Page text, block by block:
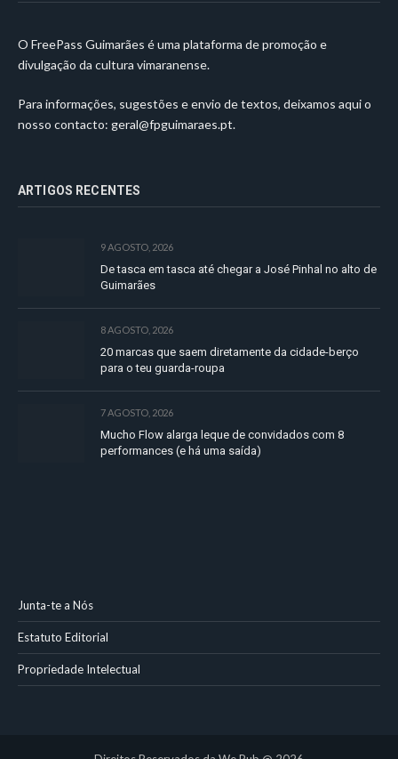
O FreePass Guimarães é uma plataforma de promoção e
divulgação da cultura vimaranense.
Para informações, sugestões e envio de textos, deixamos aqui o
nosso contacto: geral@fpguimaraes.pt.
ARTIGOS RECENTES
9 AGOSTO, 2026
De tasca em tasca até chegar a José Pinhal no alto de
Guimarães
8 AGOSTO, 2026
20 marcas que saem diretamente da cidade-berço
para o teu guarda-roupa
7 AGOSTO, 2026
Mucho Flow alarga leque de convidados com 8
performances (e há uma saída)
Junta-te a Nós
Estatuto Editorial
Propriedade Intelectual